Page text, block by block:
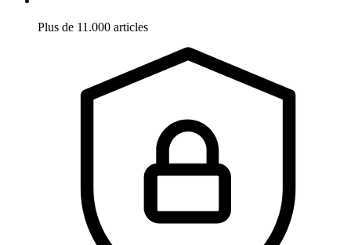
Plus de 11.000 articles